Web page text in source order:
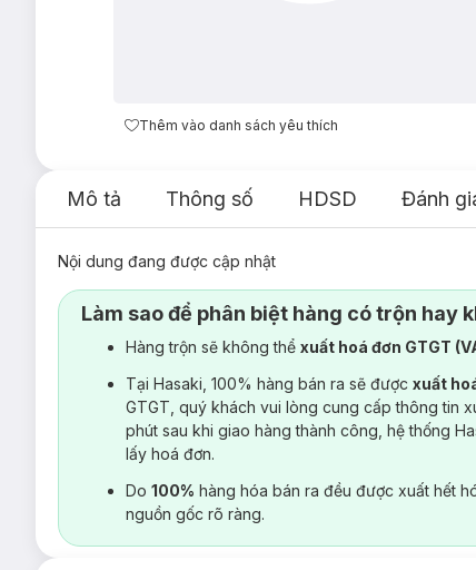
Thêm vào danh sách yêu thích
Mô tả Thông số HDSD Đánh
Nội dung đang được cập nhật
Làm sao để phân biệt hàng có trộn hay
Hàng trộn sẽ không thể xuất hoá đơn GTGT
Tại Hasaki, 100% hàng bán ra sẽ được xuất
GTGT, quý khách vui lòng cung cấp thông tin
phút sau khi giao hàng thành công, hệ thống
lấy hoá đơn.
Do 100% hàng hóa bán ra đều được xuất hết
nguồn gốc rõ ràng.